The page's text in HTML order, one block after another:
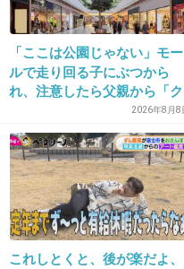
27. 匿名2019/10/24(木) 17:12:30
ラブブレスつけてる
28. 匿名2019/10/24(木) 17:12:37
>>15
「ここは公園じゃない」モー
ルで走り回る子にぶつから
れ、注意したら父親から「ク
ソババア」の暴言。「子ども
だから多めに見ろ」を強要し
てくる人物とは
2026年8月8
これしとくと、後が楽だよ、